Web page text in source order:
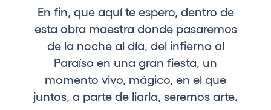
En fin, que aquí te espero, dentro de
esta obra maestra donde pasaremos
de la noche al día, del infierno al
Paraíso en una gran fiesta, un
momento vivo, mágico, en el que
juntos, a parte de liarla, seremos arte.